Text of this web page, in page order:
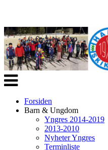
Veksle
navigasjon
Forsiden
Barn & Ungdom
Yngres 2014-2019
2013-2010
Nyheter Yngres
Terminliste